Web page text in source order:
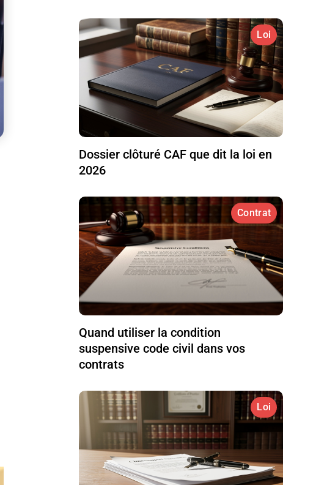
Loi
Dossier clôturé CAF que dit la loi en
2026
Contrat
Quand utiliser la condition
suspensive code civil dans vos
contrats
Loi